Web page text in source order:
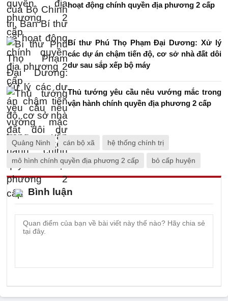
hoạt động chính quyền địa phương 2 cấp
Bí thư Phú Thọ Phạm Đại Dương: Xử lý
các dự án chậm tiến độ, cơ sở nhà đất dôi
dư sau sắp xếp bộ máy
Thủ tướng yêu cầu nêu vướng mắc trong
vận hành chính quyền địa phương 2 cấp
Quảng Ninh cán bộ xã hệ thống chính trị
mô hình chính quyền địa phương 2 cấp bỏ cấp huyện
Bình luận